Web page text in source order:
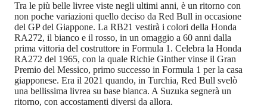
Tra le più belle livree viste negli ultimi anni, è un ritorno con
non poche variazioni quello deciso da Red Bull in occasione
del GP del Giappone. La RB21 vestirà i colori della Honda
RA272, il bianco e il rosso, in un omaggio a 60 anni dalla
prima vittoria del costruttore in Formula 1. Celebra la Honda
RA272 del 1965, con la quale Richie Ginther vinse il Gran
Premio del Messico, primo successo in Formula 1 per la casa
giapponese. Era il 2021 quando, in Turchia, Red Bull svelò
una bellissima livrea su base bianca. A Suzuka segnerà un
ritorno, con accostamenti diversi da allora.